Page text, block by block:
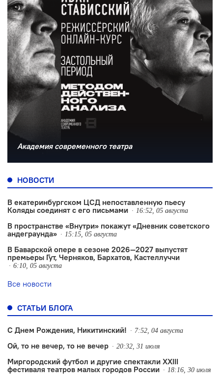
Академия современного театра
НОВОСТИ
В екатеринбургском ЦСД непоставленную пьесу
Коляды соединят с его письмами
16:52, 05 августа
В пространстве «Внутри» покажут «Дневник советского
андеграунда»
15:15, 05 августа
В Баварской опере в сезоне 2026—2027 выпустят
премьеры Гут, Черняков, Бархатов, Кастеллуччи
6:10, 05 августа
Все новости
СТАТЬИ БЛОГА
С Днем Рождения, Никитинский! 7:52, 04 августа
Ой, то не вечер, то не вечер 20:32, 31 июля
Миргородский футбол и другие спектакли XXIII
фестиваля театров малых городов России
18:16, 30 июля